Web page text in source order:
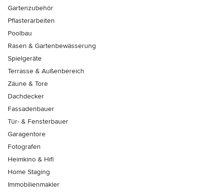
Gartenzubehör
Pflasterarbeiten
Poolbau
Rasen & Gartenbewässerung
Spielgeräte
Terrasse & Außenbereich
Zäune & Tore
Dachdecker
Fassadenbauer
Tür- & Fensterbauer
Garagentore
Fotografen
Heimkino & Hifi
Home Staging
Immobilienmakler